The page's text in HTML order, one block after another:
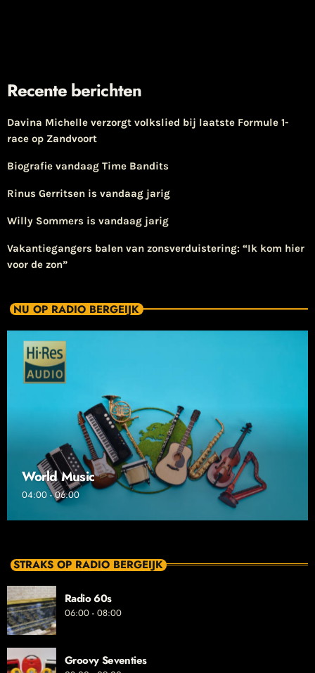
Recente berichten
Davina Michelle verzorgt volkslied bij laatste Formule 1-
race op Zandvoort
Biografie vandaag Time Bandits
Rinus Gerritsen is vandaag jarig
Willy Sommers is vandaag jarig
Vakantiegangers balen van zonsverduistering: “Ik kom hier
voor de zon”
NU OP RADIO BERGEIJK
World Music
04:00 - 06:00
STRAKS OP RADIO BERGEIJK
Radio 60s
06:00 - 08:00
Groovy Seventies